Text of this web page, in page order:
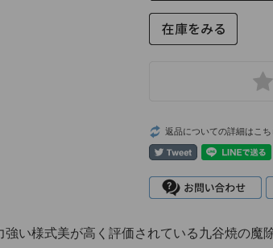
返品についての詳細はこち
い様式美が高く評価されている九谷焼の魔